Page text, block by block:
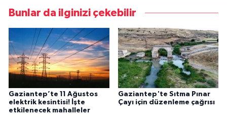
Bunlar da ilginizi çekebilir
Gaziantep’te 11 Ağustos
elektrik kesintisi! İşte
etkilenecek mahalleler
Gaziantep'te Sıtma Pınar
Çayı için düzenleme çağrısı